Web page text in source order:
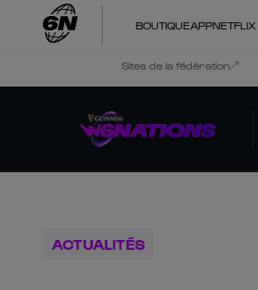
BOUTIQUEAPPNETFLIX
Sites de la fédération
ACTUALITÉS